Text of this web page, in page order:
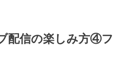
配信の楽しみ方④フ